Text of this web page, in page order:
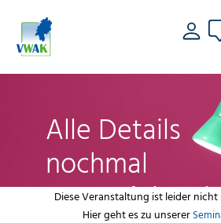
Alle Details
nochmal
genau
Diese Veranstaltung ist leider
Hier geht es zu unserer